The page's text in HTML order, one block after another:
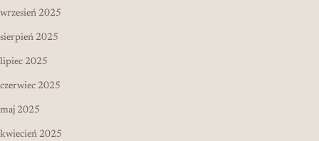
wrzesień 2025
sierpień 2025
lipiec 2025
czerwiec 2025
maj 2025
kwiecień 2025